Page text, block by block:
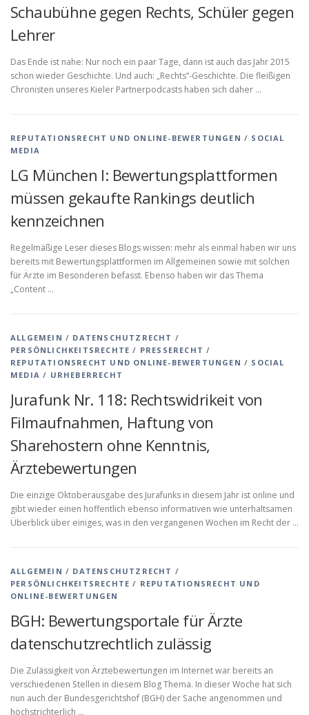
Schaubühne gegen Rechts, Schüler gegen
Lehrer
Das Ende ist nahe: Nur noch ein paar Tage, dann ist auch das Jahr 2015
schon wieder Geschichte. Und auch: „Rechts“-Geschichte. Die fleißigen
Chronisten unseres Kieler Partnerpodcasts haben sich daher …
REPUTATIONSRECHT UND ONLINE-BEWERTUNGEN / SOCIAL
MEDIA
LG München I: Bewertungsplattformen
müssen gekaufte Rankings deutlich
kennzeichnen
Regelmäßige Leser dieses Blogs wissen: mehr als einmal haben wir uns
bereits mit Bewertungsplattformen im Allgemeinen sowie mit solchen
für Ärzte im Besonderen befasst. Ebenso haben wir das Thema
„Content …
ALLGEMEIN / DATENSCHUTZRECHT /
PERSÖNLICHKEITSRECHTE / PRESSERECHT /
REPUTATIONSRECHT UND ONLINE-BEWERTUNGEN / SOCIAL
MEDIA / URHEBERRECHT
Jurafunk Nr. 118: Rechtswidrikeit von
Filmaufnahmen, Haftung von
Sharehostern ohne Kenntnis,
Ärztebewertungen
Die einzige Oktoberausgabe des Jurafunks in diesem Jahr ist online und
gibt wieder einen hoffentlich ebenso informativen wie unterhaltsamen
Überblick über einiges, was in den vergangenen Wochen im Recht der …
ALLGEMEIN / DATENSCHUTZRECHT /
PERSÖNLICHKEITSRECHTE / REPUTATIONSRECHT UND
ONLINE-BEWERTUNGEN
BGH: Bewertungsportale für Ärzte
datenschutzrechtlich zulässig
Die Zulässigkeit von Ärztebewertungen im Internet war bereits an
verschiedenen Stellen in diesem Blog Thema. In dieser Woche hat sich
nun auch der Bundesgerichtshof (BGH) der Sache angenommen und
höchstrichterlich …